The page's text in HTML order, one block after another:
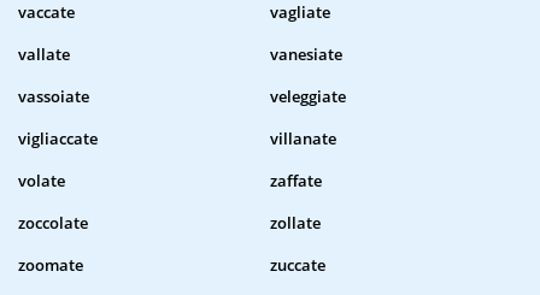
vaccate
vagliate
vallate
vanesiate
vassoiate
veleggiate
vigliaccate
villanate
volate
zaffate
zoccolate
zollate
zoomate
zuccate